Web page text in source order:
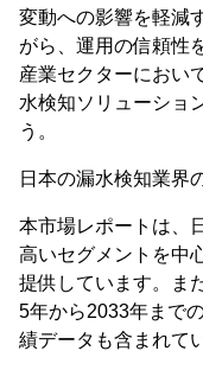
変動への影響を軽減
がら、運用の信頼性
産業セクターにおい
水検知ソリューショ
う。
日本の漏水検知業界
本市場レポートは、
高いセグメントを中
提供しています。ま
5年から2033年まで
績データも含まれて